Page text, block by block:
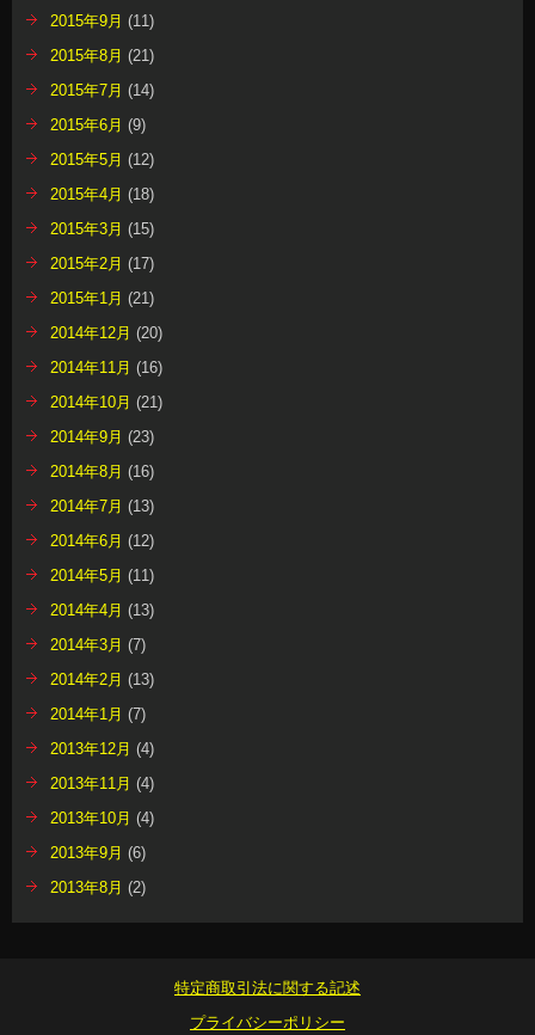
2015年9月 (11)
2015年8月 (21)
2015年7月 (14)
2015年6月 (9)
2015年5月 (12)
2015年4月 (18)
2015年3月 (15)
2015年2月 (17)
2015年1月 (21)
2014年12月 (20)
2014年11月 (16)
2014年10月 (21)
2014年9月 (23)
2014年8月 (16)
2014年7月 (13)
2014年6月 (12)
2014年5月 (11)
2014年4月 (13)
2014年3月 (7)
2014年2月 (13)
2014年1月 (7)
2013年12月 (4)
2013年11月 (4)
2013年10月 (4)
2013年9月 (6)
2013年8月 (2)
特定商取引法に関する記述
プライバシーポリシー